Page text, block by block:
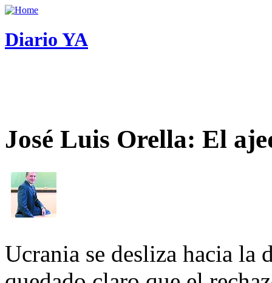
Diario YA
José Luis Orella: El
Ucrania se desliza hacia